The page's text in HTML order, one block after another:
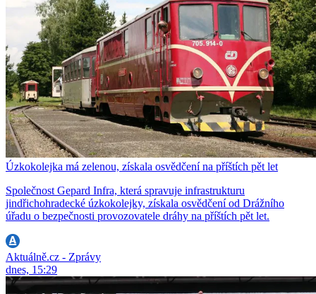
Úzkokolejka má zelenou, získala osvědčení na příštích pět let
Společnost Gepard Infra, která spravuje infrastrukturu
jindřichohradecké úzkokolejky, získala osvědčení od Drážního
úřadu o bezpečnosti provozovatele dráhy na příštích pět let.
Aktuálně.cz - Zprávy
dnes, 15:29